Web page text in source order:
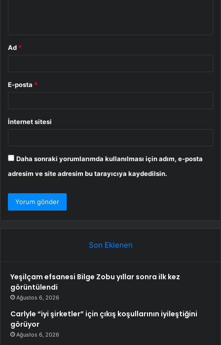
Ad *
E-posta *
İnternet sitesi
Daha sonraki yorumlarımda kullanılması için adım, e-posta
adresim ve site adresim bu tarayıcıya kaydedilsin.
Son Eklenen
Yeşilçam efsanesi Bilge Zobu yıllar sonra ilk kez
görüntülendi
Ağustos 6, 2026
Carlyle “iyi şirketler” için çıkış koşullarının iyileştiğini
görüyor
Ağustos 6, 2026